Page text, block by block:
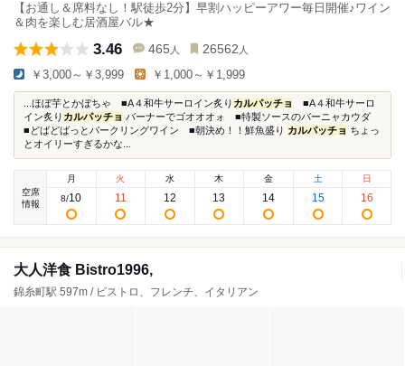
【お通し＆席料なし！駅徒歩2分】早割ハッピーアワー毎日開催♪ワイン
＆肉を楽しむ居酒屋バル★
3.46 465 人 26562 人
￥3,000～￥3,999 ￥1,000～￥1,999
...ほぼ芋とかぼちゃ ■A４和牛サーロイン炙り カルパッチョ
■A４和牛サーロ
イン炙り カルパッチョ バーナーでゴオオオォ ■特製ソースのバーニャカウダ
■どばどばっとパークリングワイン ■朝決め！！鮮魚盛り カルパッチョ ちょっ
とオイリーすぎるかな...
空席
情報
月
8/10
火
11
水
12
木
13
金
14
土
15
日
16
大人洋食 Bistro1996,
錦糸町駅 597m / ビストロ、フレンチ、イタリアン